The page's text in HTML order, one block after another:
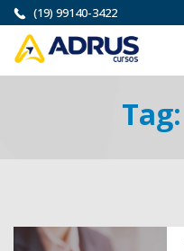
(19) 99140-3422
Tag: